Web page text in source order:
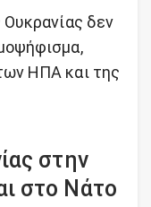
δεν
ΗΠΑ και της
στην
στο Νάτο